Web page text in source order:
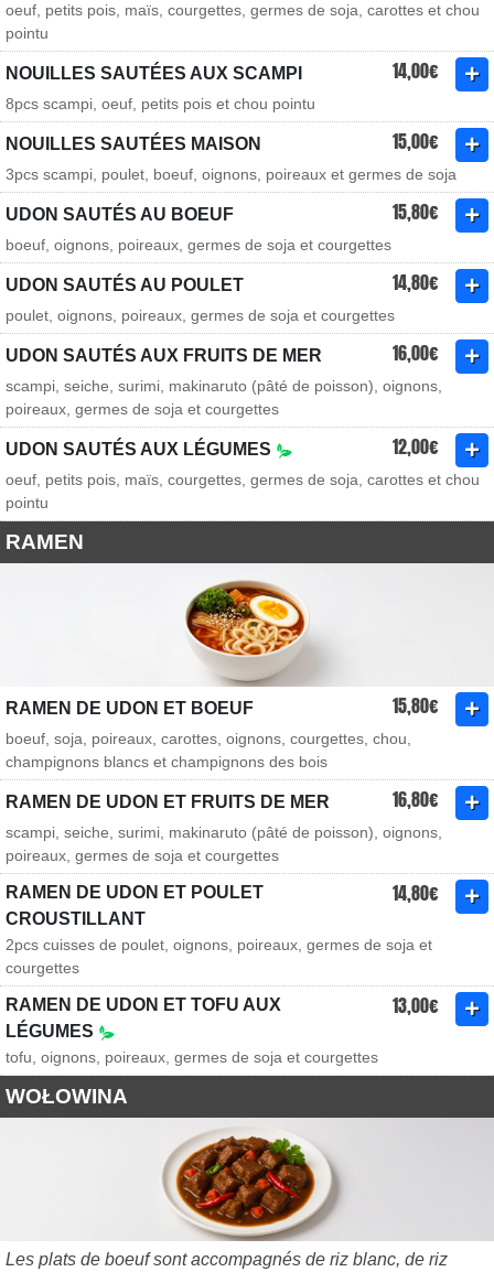
oeuf, petits pois, maïs, courgettes, germes de soja, carottes et chou
pointu
NOUILLES SAUTÉES AUX SCAMPI 14,00€
8pcs scampi, oeuf, petits pois et chou pointu
NOUILLES SAUTÉES MAISON 15,00€
3pcs scampi, poulet, boeuf, oignons, poireaux et germes de soja
UDON SAUTÉS AU BOEUF 15,80€
boeuf, oignons, poireaux, germes de soja et courgettes
UDON SAUTÉS AU POULET 14,80€
poulet, oignons, poireaux, germes de soja et courgettes
UDON SAUTÉS AUX FRUITS DE MER 16,00€
scampi, seiche, surimi, makinaruto (pâté de poisson), oignons,
poireaux, germes de soja et courgettes
UDON SAUTÉS AUX LÉGUMES 12,00€
oeuf, petits pois, maïs, courgettes, germes de soja, carottes et chou
pointu
RAMEN
RAMEN DE UDON ET BOEUF 15,80€
boeuf, soja, poireaux, carottes, oignons, courgettes, chou,
champignons blancs et champignons des bois
RAMEN DE UDON ET FRUITS DE MER 16,80€
scampi, seiche, surimi, makinaruto (pâté de poisson), oignons,
poireaux, germes de soja et courgettes
RAMEN DE UDON ET POULET
CROUSTILLANT
14,80€
2pcs cuisses de poulet, oignons, poireaux, germes de soja et
courgettes
RAMEN DE UDON ET TOFU AUX
LÉGUMES
13,00€
tofu, oignons, poireaux, germes de soja et courgettes
WOŁOWINA
Les plats de boeuf sont accompagnés de riz blanc, de riz